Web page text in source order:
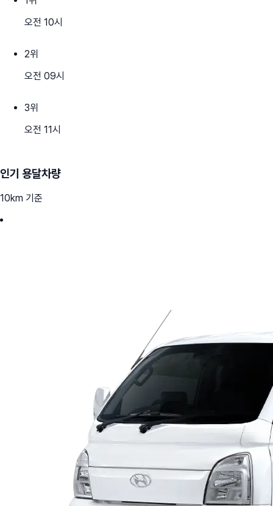
오전 10시
2위
오전 09시
3위
오전 11시
인기 용달차량
10km 기준